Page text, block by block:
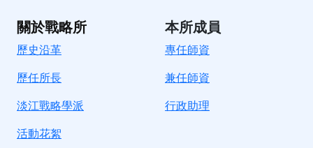
關於戰略所
歷史沿革
歷任所長
淡江戰略學派
活動花絮
本所成員
專任師資
兼任師資
行政助理